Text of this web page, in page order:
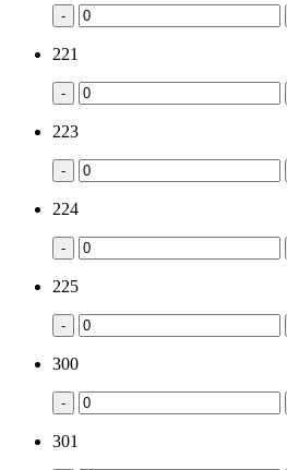
-
221
-
223
-
224
-
225
-
300
-
301